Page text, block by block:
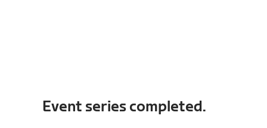
Event series completed.